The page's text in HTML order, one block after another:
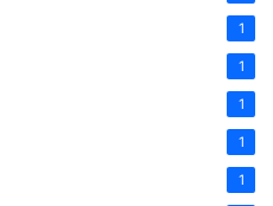
1
1
1
1
1